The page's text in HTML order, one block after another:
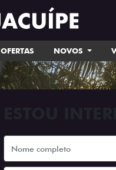
OFERTAS NOVOS